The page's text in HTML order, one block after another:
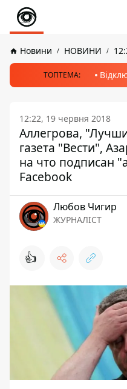
Новини НОВИНИ
ТОПТЕМА:
12:22, 19 червня 2018
Аллегрова,
газета "Вести",
на что подписан
Facebook
Любов Чигир
ЖУРНАЛІСТ
👍